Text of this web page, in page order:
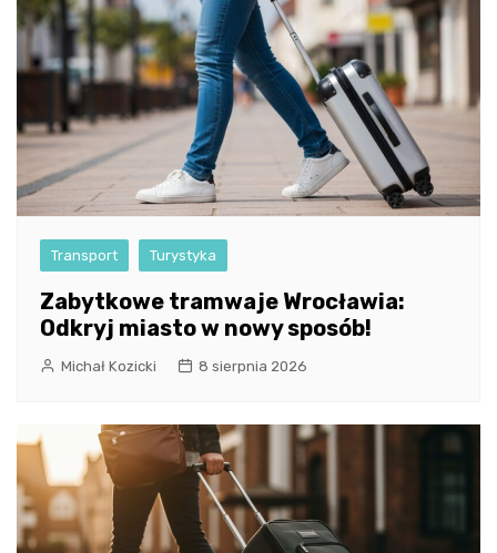
Transport Turystyka
Zabytkowe tramwaje Wrocławia:
Odkryj miasto w nowy sposób!
Michał Kozicki 8 sierpnia 2026